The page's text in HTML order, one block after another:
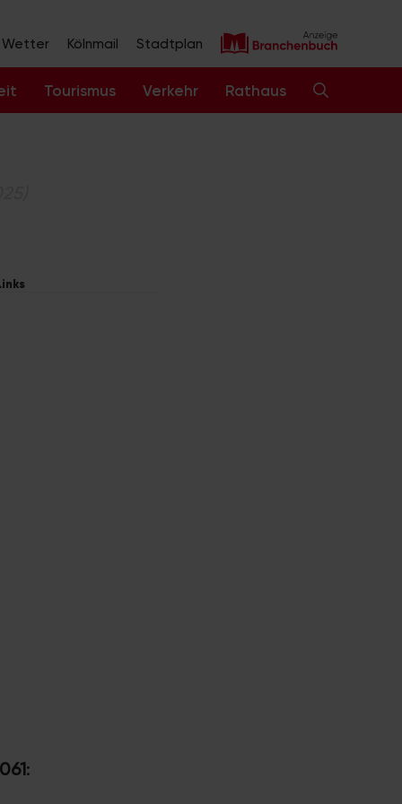
Wetter Kölnmail Stadtplan
Tourismus Verkehr Rathaus
: